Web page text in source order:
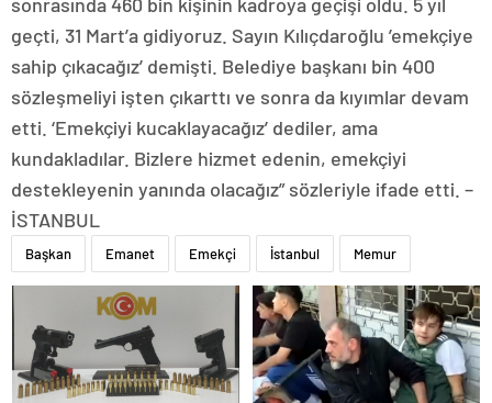
geçti, 31 Mart’a gidiyoruz. Sayın Kılıçdaroğlu ’emekçiye
sahip çıkacağız’ demişti. Belediye başkanı bin 400
sözleşmeliyi işten çıkarttı ve sonra da kıyımlar devam
etti. ‘Emekçiyi kucaklayacağız’ dediler, ama
kundakladılar. Bizlere hizmet edenin, emekçiyi
destekleyenin yanında olacağız” sözleriyle ifade etti. –
İSTANBUL
Başkan Emanet Emekçi İstanbul Memur